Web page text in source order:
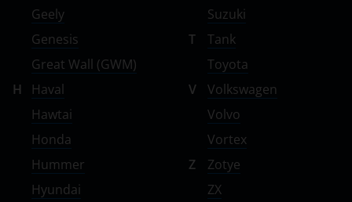
Geely
Genesis
Great Wall (GWM)
H
Haval
Hawtai
Honda
Hummer
Hyundai
Suzuki
T
Tank
Toyota
V
Volkswagen
Volvo
Vortex
Z
Zotye
ZX